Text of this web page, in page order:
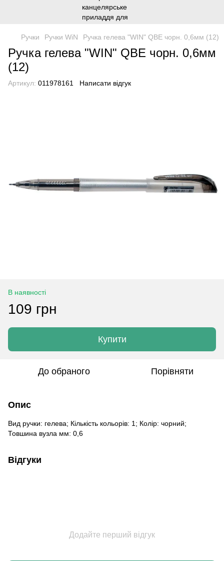
Ручки Ручки WiN Ручка гелева "WIN" QBE чорн. 0,6мм (12)
Ручка гелева "WIN" QBE чорн. 0,6мм
(12)
Артикул: 011978161 Написати відгук
В наявності
109 грн
Купити
До обраного Порівняти
Опис
Вид ручки: гелева; Кількість кольорів: 1; Колір: чорний;
Товшина вузла мм: 0,6
Відгуки
Додайте перший відгук